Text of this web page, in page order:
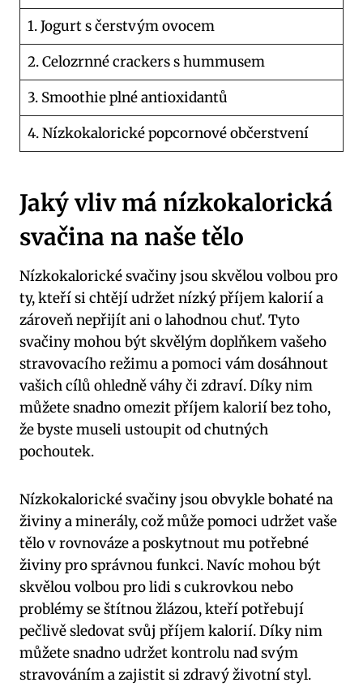
1. Jogurt s čerstvým ovocem
2. Celozrnné crackers s hummusem
3. Smoothie plné antioxidantů
4. Nízkokalorické popcornové občerstvení
Jaký vliv má nízkokalorická
svačina na naše tělo
Nízkokalorické svačiny jsou skvělou volbou pro
ty, kteří si chtějí udržet nízký příjem kalorií a
zároveň nepřijít ani o lahodnou chuť. Tyto
svačiny mohou být skvělým doplňkem vašeho
stravovacího režimu a pomoci vám dosáhnout
vašich cílů ohledně váhy či zdraví. Díky nim
můžete snadno omezit příjem kalorií bez toho,
že byste museli ustoupit od chutných
pochoutek.
Nízkokalorické svačiny jsou obvykle bohaté na
živiny a minerály, což může pomoci udržet vaše
tělo v rovnováze a poskytnout mu potřebné
živiny pro správnou funkci. Navíc mohou být
skvělou volbou pro lidi s cukrovkou nebo
problémy se štítnou žlázou, kteří potřebují
pečlivě sledovat svůj příjem kalorií. Díky nim
můžete snadno udržet kontrolu nad svým
stravováním a zajistit si zdravý životní styl.